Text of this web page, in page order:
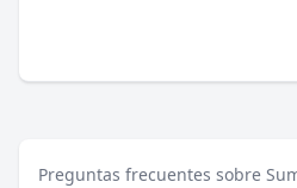
Preguntas frecuentes sobre